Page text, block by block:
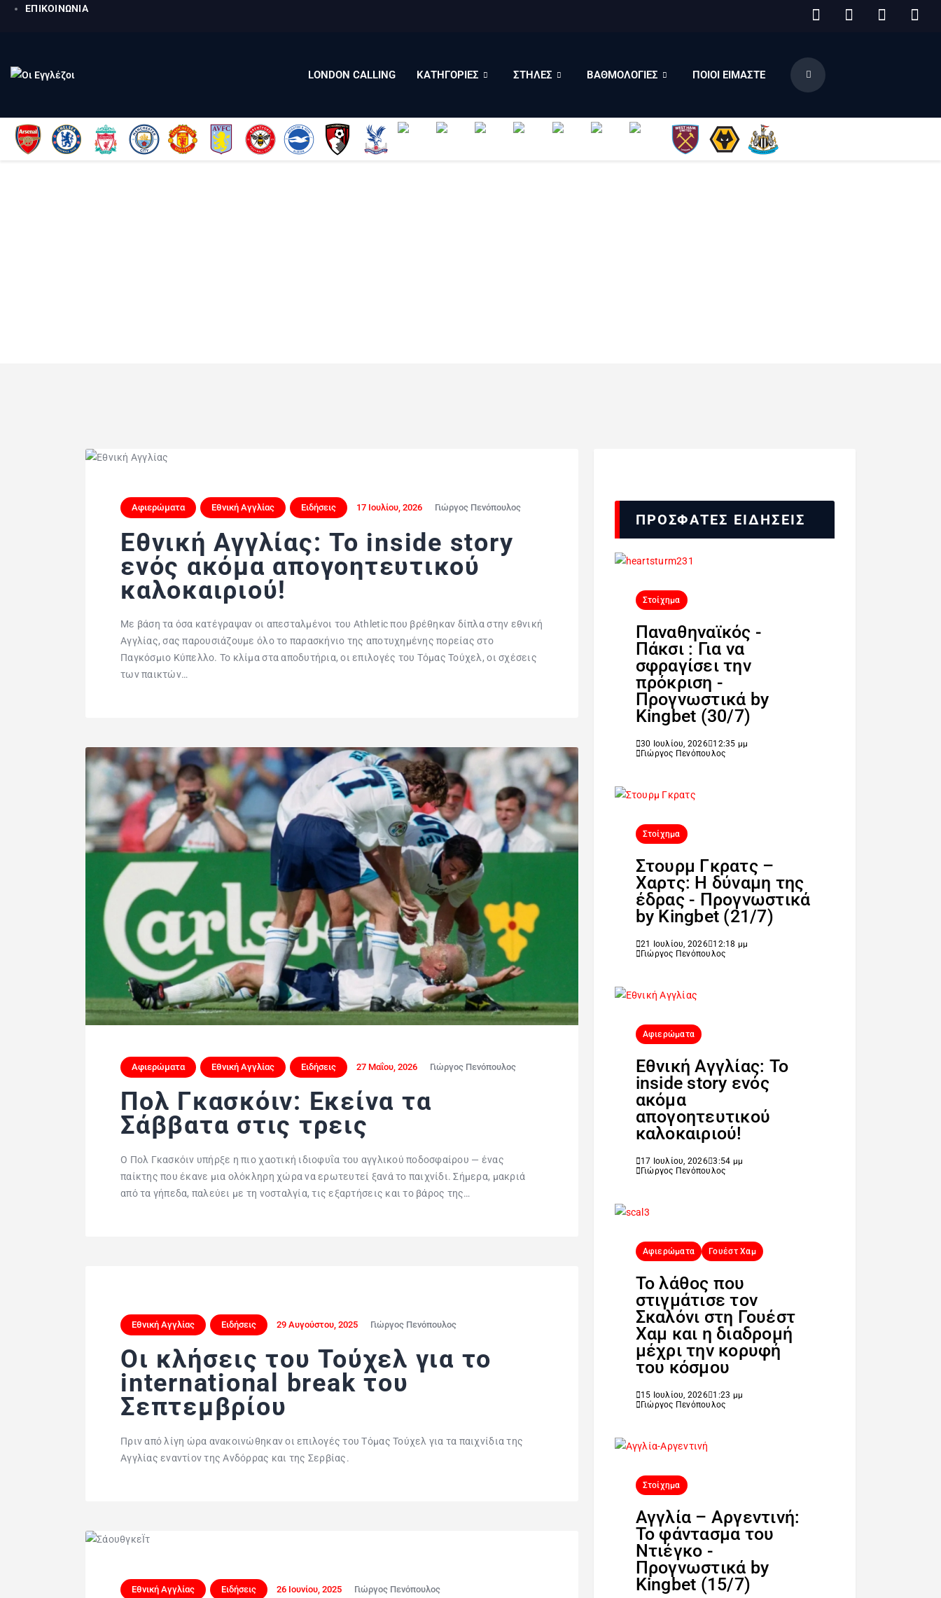
ΕΠΙΚΟΙΝΩΝΙΑ
LONDON CALLING ΚΑΤΗΓΟΡΙΕΣ ΣΤΗΛΕΣ ΒΑΘΜΟΛΟΓΙΕΣ ΠΟΙΟΙ ΕΙΜΑΣΤΕ
ΒΑΘΜΟΛΟΓΙΕΣ
Αφιερώματα Εθνική Αγγλίας Ειδήσεις 17 Ιουλίου, 2026 Γιώργος Πενόπουλος
Εθνική Αγγλίας: Το inside story
ενός ακόμα απογοητευτικού
καλοκαιριού!
Mε βάση τα όσα κατέγραψαν οι απεσταλμένοι του Αthletic που βρέθηκαν δίπλα στην εθνική
Αγγλίας, σας παρουσιάζουμε όλο το παρασκήνιο της αποτυχημένης πορείας στο
Παγκόσμιο Κύπελλο. Το κλίμα στα αποδυτήρια, οι επιλογές του Τόμας Τούχελ, οι σχέσεις
των παικτών…
Αφιερώματα Εθνική Αγγλίας Ειδήσεις 27 Μαΐου, 2026 Γιώργος Πενόπουλος
Πολ Γκασκόιν: Εκείνα τα
Σάββατα στις τρεις
Ο Πολ Γκασκόιν υπήρξε η πιο χαοτική ιδιοφυΐα του αγγλικού ποδοσφαίρου — ένας
παίκτης που έκανε μια ολόκληρη χώρα να ερωτευτεί ξανά το παιχνίδι. Σήμερα, μακριά
από τα γήπεδα, παλεύει με τη νοσταλγία, τις εξαρτήσεις και το βάρος της…
Εθνική Αγγλίας Ειδήσεις 29 Αυγούστου, 2025 Γιώργος Πενόπουλος
Οι κλήσεις του Τούχελ για το
international break του
Σεπτεμβρίου
Πριν από λίγη ώρα ανακοινώθηκαν οι επιλογές του Τόμας Τούχελ για τα παιχνίδια της
Αγγλίας εναντίον της Ανδόρρας και της Σερβίας.
Εθνική Αγγλίας Ειδήσεις 26 Ιουνίου, 2025 Γιώργος Πενόπουλος
ΠΡΟΣΦΑΤΕΣ ΕΙΔΗΣΕΙΣ
Στοίχημα
Παναθηναϊκός -
Πάκσι : Για να
σφραγίσει την
πρόκριση -
Προγνωστικά by
Kingbet (30/7)
30 Ιουλίου, 2026 12:35 μμ
Γιώργος Πενόπουλος
Στοίχημα
Στουρμ Γκρατς –
Χαρτς: Η δύναμη της
έδρας - Προγνωστικά
by Kingbet (21/7)
21 Ιουλίου, 2026 12:18 μμ
Γιώργος Πενόπουλος
Αφιερώματα
Εθνική Αγγλίας: Το
inside story ενός
ακόμα
απογοητευτικού
καλοκαιριού!
17 Ιουλίου, 2026 3:54 μμ
Γιώργος Πενόπουλος
Αφιερώματα Γουέστ Χαμ
Το λάθος που
στιγμάτισε τον
Σκαλόνι στη Γουέστ
Χαμ και η διαδρομή
μέχρι την κορυφή
του κόσμου
15 Ιουλίου, 2026 1:23 μμ
Γιώργος Πενόπουλος
Στοίχημα
Αγγλία – Αργεντινή:
Το φάντασμα του
Ντιέγκο -
Προγνωστικά by
Kingbet (15/7)